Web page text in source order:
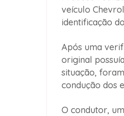
veículo
identificação
Após uma
original
situação,
condução dos
O condutor,